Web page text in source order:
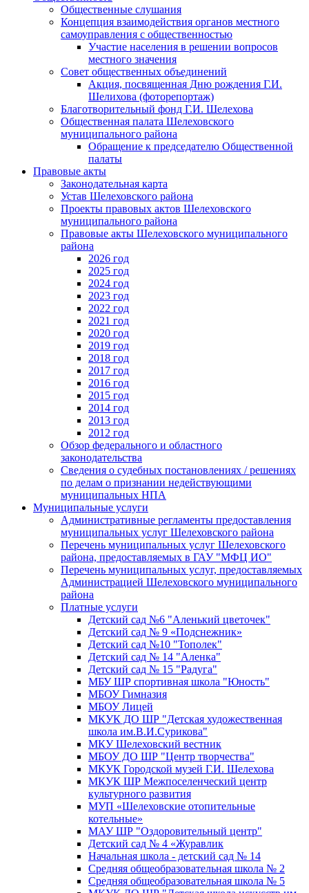
Общественные слушания
Концепция взаимодействия органов местного
самоуправления с общественностью
Участие населения в решении вопросов
местного значения
Совет общественных объединений
Акция, посвященная Дню рождения Г.И.
Шелихова (фоторепортаж)
Благотворительный фонд Г.И. Шелехова
Общественная палата Шелеховского
муниципального района
Обращение к председателю Общественной
палаты
Правовые акты
Законодательная карта
Устав Шелеховского района
Проекты правовых актов Шелеховского
муниципального района
Правовые акты Шелеховского муниципального
района
2026 год
2025 год
2024 год
2023 год
2022 год
2021 год
2020 год
2019 год
2018 год
2017 год
2016 год
2015 год
2014 год
2013 год
2012 год
Обзор федерального и областного
законодательства
Сведения о судебных постановлениях / решениях
по делам о признании недействующими
муниципальных НПА
Муниципальные услуги
Административные регламенты предоставления
муниципальных услуг Шелеховского района
Перечень муниципальных услуг Шелеховского
района, предоставляемых в ГАУ "МФЦ ИО"
Перечень муниципальных услуг, предоставляемых
Администрацией Шелеховского муниципального
района
Платные услуги
Детский сад №6 "Аленький цветочек"
Детский сад № 9 «Подснежник»
Детский сад №10 "Тополек"
Детский сад № 14 "Аленка"
Детский сад № 15 "Радуга"
МБУ ШР спортивная школа "Юность"
МБОУ Гимназия
МБОУ Лицей
МКУК ДО ШР "Детская художественная
школа им.В.И.Сурикова"
МКУ Шелеховский вестник
МБОУ ДО ШР "Центр творчества"
МКУК Городской музей Г.И. Шелехова
МКУК ШР Межпоселенческий центр
культурного развития
МУП «Шелеховские отопительные
котельные»
МАУ ШР "Оздоровительный центр"
Детский сад № 4 «Журавлик
Начальная школа - детский сад № 14
Средняя общеобразовательная школа № 2
Средняя общеобразовательная школа № 5